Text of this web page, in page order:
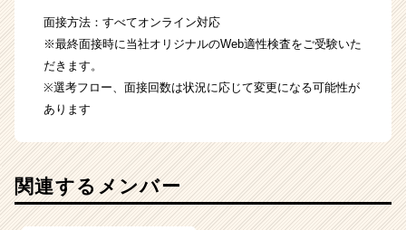
面接方法：すべてオンライン対応
※最終面接時に当社オリジナルのWeb適性検査をご受験いた
だきます。
※選考フロー、面接回数は状況に応じて変更になる可能性が
あります
関連するメンバー